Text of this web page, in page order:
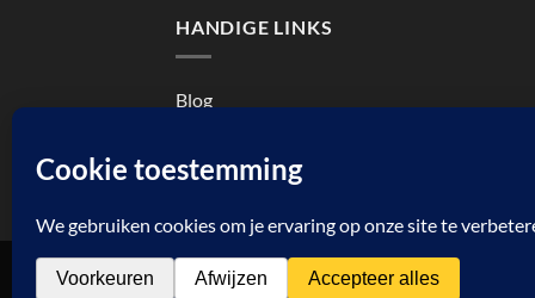
HANDIGE LINKS
Blog